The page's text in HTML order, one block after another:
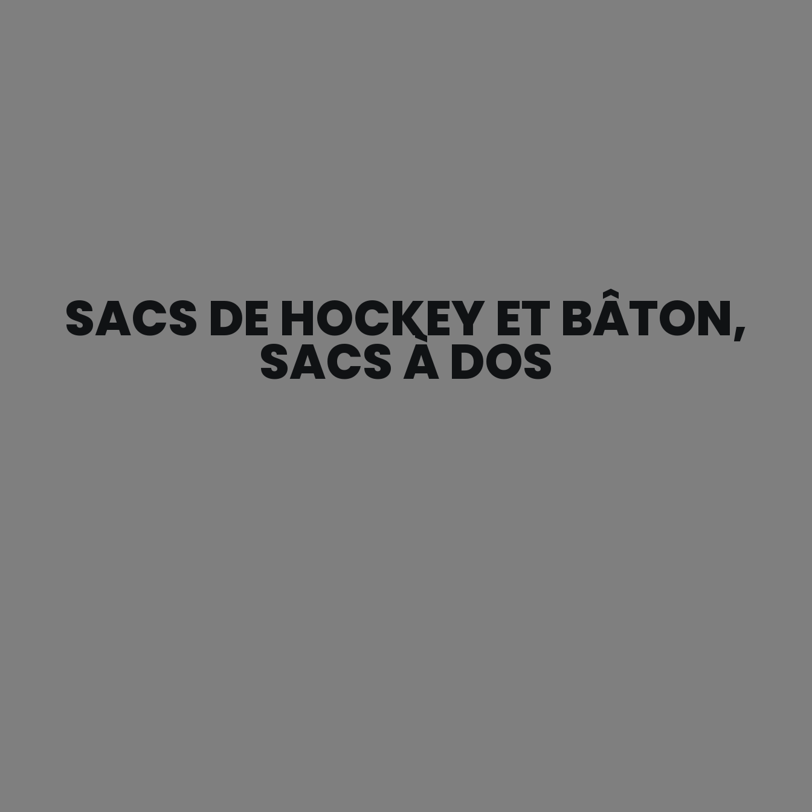
SACS DE HOCKEY ET BÂTON,
SACS À DOS